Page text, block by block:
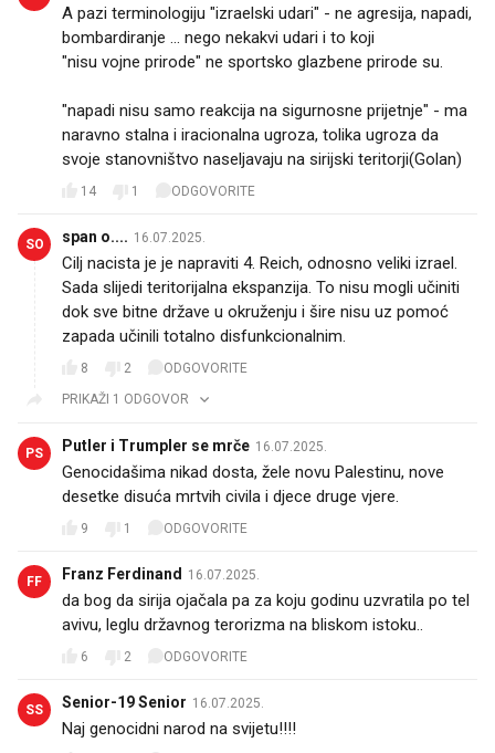
A pazi terminologiju "izraelski udari" - ne agresija, napadi,
bombardiranje ... nego nekakvi udari i to koji
"nisu vojne prirode" ne sportsko glazbene prirode su.
"napadi nisu samo reakcija na sigurnosne prijetnje" - ma
naravno stalna i iracionalna ugroza, tolika ugroza da
svoje stanovništvo naseljavaju na sirijski teritorji(Golan)
14 1 ODGOVORITE
SO span o.... 16.07.2025.
Cilj nacista je je napraviti 4. Reich, odnosno veliki izrael.
Sada slijedi teritorijalna ekspanzija. To nisu mogli učiniti
dok sve bitne države u okruženju i šire nisu uz pomoć
zapada učinili totalno disfunkcionalnim.
8 2
ODGOVORITE
PRIKAŽI 1 ODGOVOR
PS Putler i Trumpler se mrče 16.07.2025.
Genocidašima nikad dosta, žele novu Palestinu, nove
desetke disuća mrtvih civila i djece druge vjere.
9 1 ODGOVORITE
FF Franz Ferdinand 16.07.2025.
da bog da sirija ojačala pa za koju godinu uzvratila po tel
avivu, leglu državnog terorizma na bliskom istoku..
6 2 ODGOVORITE
SS Senior-19 Senior 16.07.2025.
Naj genocidni narod na svijetu!!!!